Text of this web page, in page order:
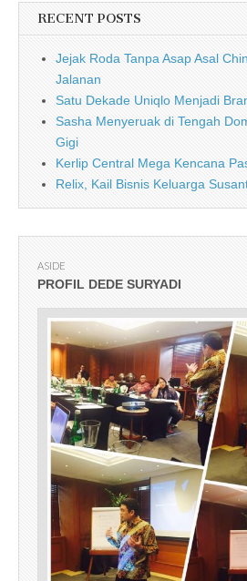
RECENT POSTS
Jejak Roda Tanpa Asap Asal
Jalanan
Satu Dekade Uniqlo Menjadi
Sasha Menyeruak di Tengah
Gigi
Kerlip Central Mega Kencana
Relix, Kail Bisnis Keluarga
ASIDE
PROFIL DEDE SURYADI